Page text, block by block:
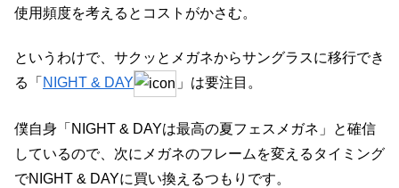
使用頻度を考えるとコストがかさむ。
というわけで、サクッとメガネからサングラスに移行でき
る「 NIGHT & DAY 」は要注目。
僕自身「NIGHT & DAYは最高の夏フェスメガネ」と確信
しているので、次にメガネのフレームを変えるタイミング
でNIGHT & DAYに買い換えるつもりです。